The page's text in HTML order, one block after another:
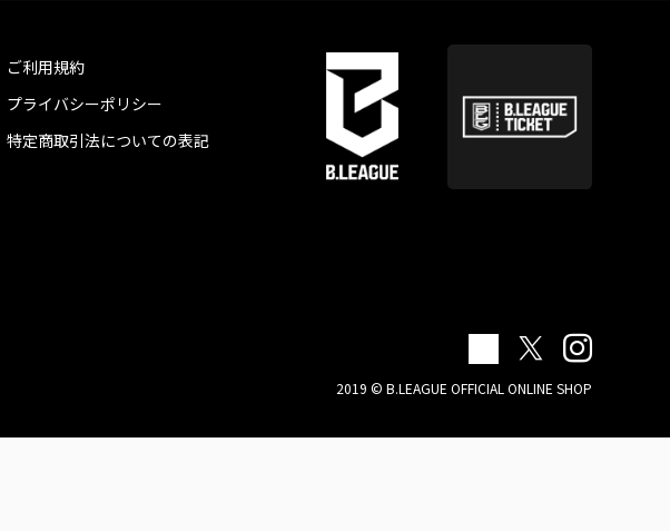
ご利用規約
プライバシーポリシー
特定商取引法についての表記
2019 © B.LEAGUE OFFICIAL ONLINE SHOP